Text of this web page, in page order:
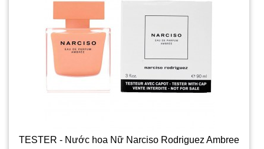
TESTER - Nước hoa Nữ Narciso Rodriguez Ambree